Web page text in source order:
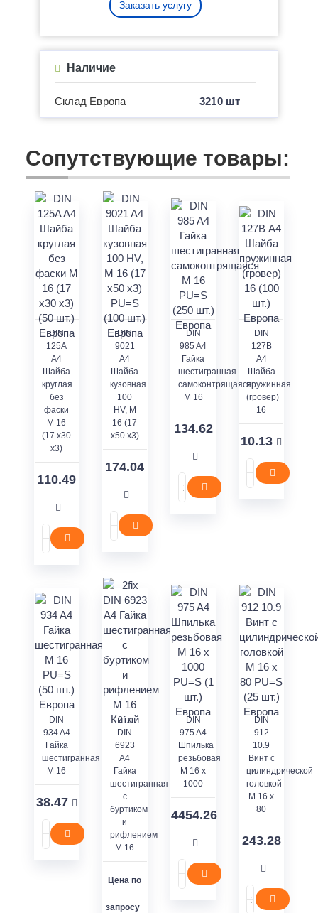
Заказать услугу
Наличие
Склад Европа 3210 шт
Сопутствующие товары:
DIN
125A
A4
Шайба
круглая
без
фаски
M 16
(17 x30
x3)
110.49
DIN
9021
A4
Шайба
кузовная
100
HV, М
16 (17
x50 x3)
174.04
DIN
985 A4
Гайка
шестигранная
самоконтрящаяся
M 16
134.62
DIN
127В
А4
Шайба
пружинная
(гровер)
16
10.13
DIN
934 A4
Гайка
шестигранная
M 16
38.47
2fix
DIN
6923
A4
Гайка
шестигранная
с
буртиком
и
рифлением
M 16
Цена по
запросу
DIN
975 A4
Шпилька
резьбовая
M 16 x
1000
4454.26
DIN
912
10.9
Винт с
цилиндрической
головкой
M 16 x
80
243.28